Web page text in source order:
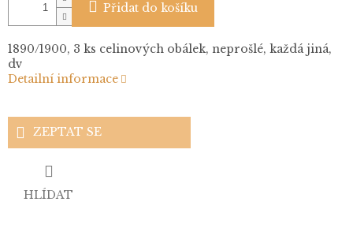
Přidat do košíku
1890/1900, 3 ks celinových obálek, neprošlé, každá jiná,
dv
Detailní informace
ZEPTAT SE
HLÍDAT